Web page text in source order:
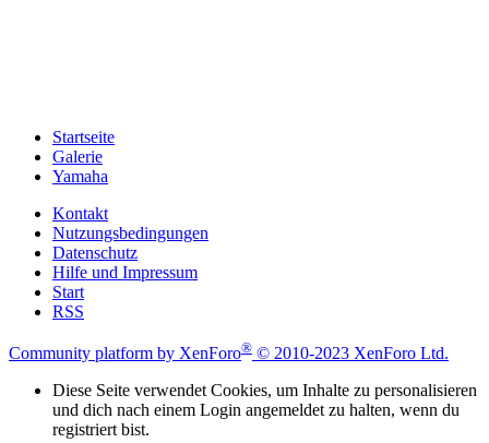
Startseite
Galerie
Yamaha
Kontakt
Nutzungsbedingungen
Datenschutz
Hilfe und Impressum
Start
RSS
Community platform by XenForo® © 2010-2023 XenForo Ltd.
Diese Seite verwendet Cookies, um Inhalte zu personalisieren
und dich nach einem Login angemeldet zu halten, wenn du
registriert bist.